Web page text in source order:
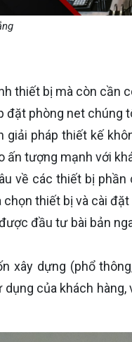
thiết bị mà còn cần
đặt phòng net chúng
giải pháp thiết kế
ấn tượng mạnh với
về các thiết bị phần
thiết bị và cài
đầu tư bài bản
xây dựng (phổ
của khách